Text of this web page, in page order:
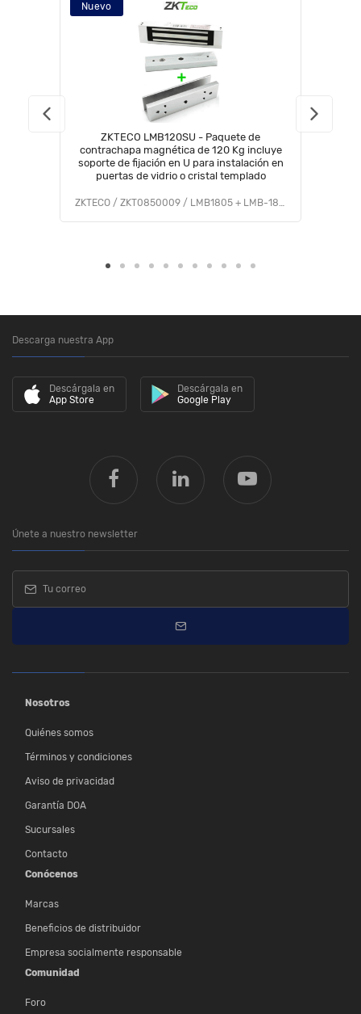
Nuevo
ZKTECO LMB120SU - Paquete de
contrachapa magnética de 120 Kg incluye
soporte de fijación en U para instalación en
puertas de vidrio o cristal templado
ZKTECO / ZKT0850009 / LMB1805 + LMB-180U
Descarga nuestra App
Descárgala en
App Store
Descárgala en
Google Play
Únete a nuestro newsletter
Nosotros
Quiénes somos
Términos y condiciones
Aviso de privacidad
Garantía DOA
Sucursales
Contacto
Conócenos
Marcas
Beneficios de distribuidor
Empresa socialmente responsable
Comunidad
Foro